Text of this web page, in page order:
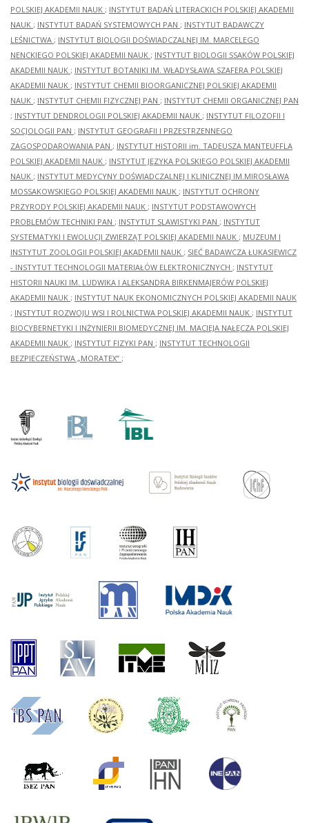
POLSKIEJ AKADEMII NAUK ; INSTYTUT BADAŃ LITERACKICH POLSKIEJ AKADEMII
NAUK ; INSTYTUT BADAŃ SYSTEMOWYCH PAN ; INSTYTUT BADAWCZY
LEŚNICTWA ; INSTYTUT BIOLOGII DOŚWIADCZALNEJ IM. MARCELEGO
NENCKIEGO POLSKIEJ AKADEMII NAUK ; INSTYTUT BIOLOGII SSAKÓW POLSKIEJ
AKADEMII NAUK ; INSTYTUT BOTANIKI IM. WŁADYSŁAWA SZAFERA POLSKIEJ
AKADEMII NAUK ; INSTYTUT CHEMII BIOORGANICZNEJ POLSKIEJ AKADEMII
NAUK ; INSTYTUT CHEMII FIZYCZNEJ PAN ; INSTYTUT CHEMII ORGANICZNEJ PAN
; INSTYTUT DENDROLOGII POLSKIEJ AKADEMII NAUK ; INSTYTUT FILOZOFII I
SOCJOLOGII PAN ; INSTYTUT GEOGRAFII I PRZESTRZENNEGO
ZAGOSPODAROWANIA PAN ; INSTYTUT HISTORII im. TADEUSZA MANTEUFFLA
POLSKIEJ AKADEMII NAUK ; INSTYTUT JĘZYKA POLSKIEGO POLSKIEJ AKADEMII
NAUK ; INSTYTUT MEDYCYNY DOŚWIADCZALNEJ I KLINICZNEJ IM.MIROSŁAWA
MOSSAKOWSKIEGO POLSKIEJ AKADEMII NAUK ; INSTYTUT OCHRONY
PRZYRODY POLSKIEJ AKADEMII NAUK ; INSTYTUT PODSTAWOWYCH
PROBLEMÓW TECHNIKI PAN ; INSTYTUT SLAWISTYKI PAN ; INSTYTUT
SYSTEMATYKI I EWOLUCJI ZWIERZĄT POLSKIEJ AKADEMII NAUK ; MUZEUM I
INSTYTUT ZOOLOGII POLSKIEJ AKADEMII NAUK ; SIEĆ BADAWCZA ŁUKASIEWICZ
- INSTYTUT TECHNOLOGII MATERIAŁÓW ELEKTRONICZNYCH ; INSTYTUT
HISTORII NAUKI IM. LUDWIKA I ALEKSANDRA BIRKENMAJERÓW POLSKIEJ
AKADEMII NAUK ; INSTYTUT NAUK EKONOMICZNYCH POLSKIEJ AKADEMII NAUK
; INSTYTUT ROZWOJU WSI I ROLNICTWA POLSKIEJ AKADEMII NAUK ; INSTYTUT
BIOCYBERNETYKI I INŻYNIERII BIOMEDYCZNEJ IM. MACIEJA NAŁĘCZA POLSKIEJ
AKADEMII NAUK ; INSTYTUT FIZYKI PAN ; INSTYTUT TECHNOLOGII
BEZPIECZEŃSTWA „MORATEX” ;